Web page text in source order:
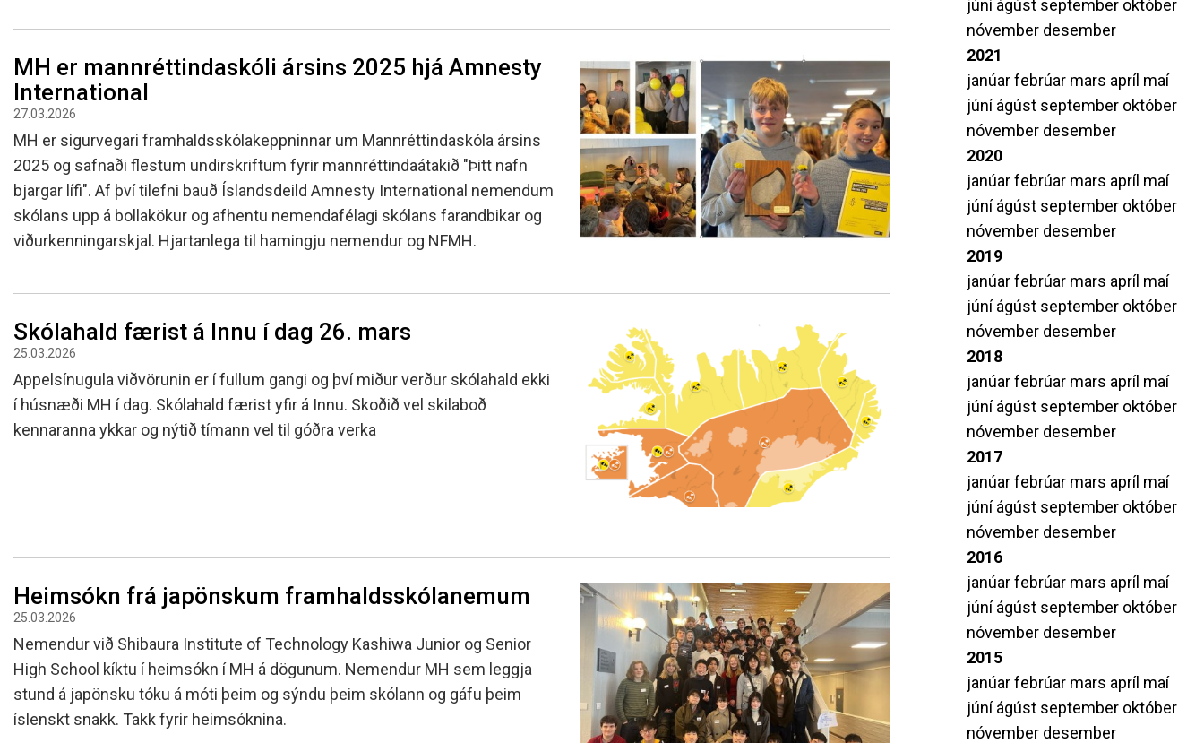
MH er mannréttindaskóli ársins 2025 hjá Amnesty
International
27.03.2026
MH er sigurvegari framhaldsskólakeppninnar um Mannréttindaskóla ársins
2025 og safnaði flestum undirskriftum fyrir mannréttindaátakið "Þitt nafn
bjargar lífi". Af því tilefni bauð Íslandsdeild Amnesty International nemendum
skólans upp á bollakökur og afhentu nemendafélagi skólans farandbikar og
viðurkenningarskjal. Hjartanlega til hamingju nemendur og NFMH.
Skólahald færist á Innu í dag 26. mars
25.03.2026
Appelsínugula viðvörunin er í fullum gangi og því miður verður skólahald ekki
í húsnæði MH í dag. Skólahald færist yfir á Innu. Skoðið vel skilaboð
kennaranna ykkar og nýtið tímann vel til góðra verka
Heimsókn frá japönskum framhaldsskólanemum
25.03.2026
Nemendur við Shibaura Institute of Technology Kashiwa Junior og Senior
High School kíktu í heimsókn í MH á dögunum. Nemendur MH sem leggja
stund á japönsku tóku á móti þeim og sýndu þeim skólann og gáfu þeim
íslenskt snakk. Takk fyrir heimsóknina.
júníágúst september október
nóvember desember
2021
janúarfebrúar mars apríl maí
júníágúst september október
nóvember desember
2020
janúarfebrúar mars apríl maí
júníágúst september október
nóvember desember
2019
janúarfebrúar mars apríl maí
júníágúst september október
nóvember desember
2018
janúarfebrúar mars apríl maí
júníágúst september október
nóvember desember
2017
janúarfebrúar mars apríl maí
júníágúst september október
nóvember desember
2016
janúarfebrúar mars apríl maí
júníágúst september október
nóvember desember
2015
janúarfebrúar mars apríl maí
júníágúst september október
nóvember desember